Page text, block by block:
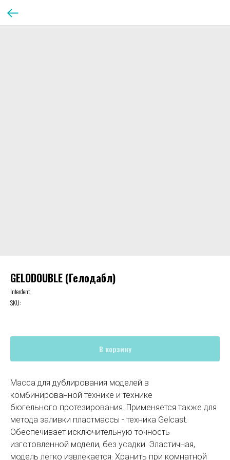
GELODOUBLE (Гелодабл)
Interdent
SKU:
В корзину
Масса для дублирования моделей в
комбинированной технике и технике
бюгельного протезирования. Применяется также для
метода заливки пластмассы - техника Gelcast.
Обеспечивает исключительную точность
изготовленной модели, без усадки. Эластичная,
модель легко извлекается. Хранить при комнатной